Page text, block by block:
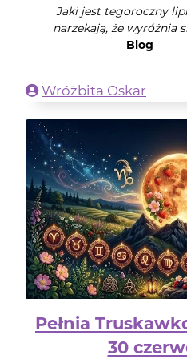
Jaki jest tegoroczny
narzekają, że wyróżnia
Blog
Wróżbita Oskar
Pełnia
30